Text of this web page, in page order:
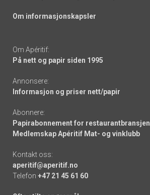
Om informasjonskapsler
Om Apéritif:
På nett og papir siden 1995
Annonsere:
Informasjon og priser nett/papir
Abonnere:
Papirabonnement for restaurantbransjen
Medlemskap Apéritif Mat- og vinklubb
Kontakt oss:
aperitif@aperitif.no
Telefon +47 21 45 61 60